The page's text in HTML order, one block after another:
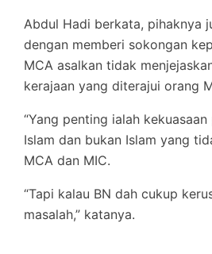
Abdul Hadi berkata, pihaknya
dengan memberi sokongan
MCA asalkan tidak
kerajaan yang diterajui orang
“Yang penting ialah
Islam dan bukan Islam yang
MCA dan MIC.
“Tapi kalau BN dah cukup
masalah,” katanya.